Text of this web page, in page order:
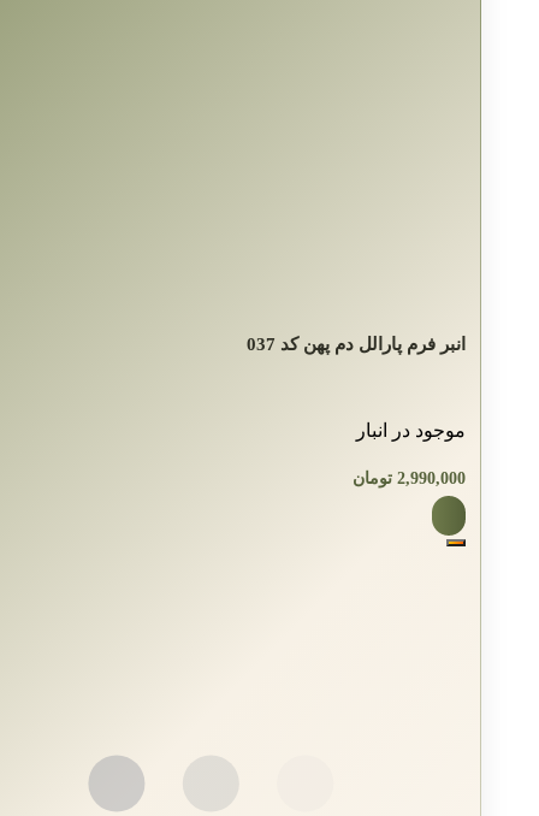
انبر فرم پارالل دم پهن کد 037
موجود در انبار
2,990,000 تومان